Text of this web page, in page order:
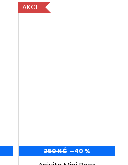
AKCE
250 KČ –40 %